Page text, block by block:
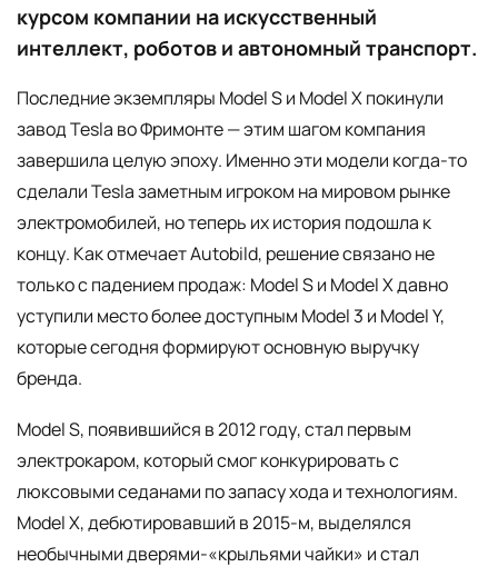
курсом компании на искусственный
интеллект, роботов и автономный транспорт.
Последние экземпляры Model S и Model X покинули
завод Tesla во Фримонте — этим шагом компания
завершила целую эпоху. Именно эти модели когда-то
сделали Tesla заметным игроком на мировом рынке
электромобилей, но теперь их история подошла к
концу. Как отмечает Autobild, решение связано не
только с падением продаж: Model S и Model X давно
уступили место более доступным Model 3 и Model Y,
которые сегодня формируют основную выручку
бренда.
Model S, появившийся в 2012 году, стал первым
электрокаром, который смог конкурировать с
люксовыми седанами по запасу хода и технологиям.
Model X, дебютировавший в 2015-м, выделялся
необычными дверями-«крыльями чайки» и стал